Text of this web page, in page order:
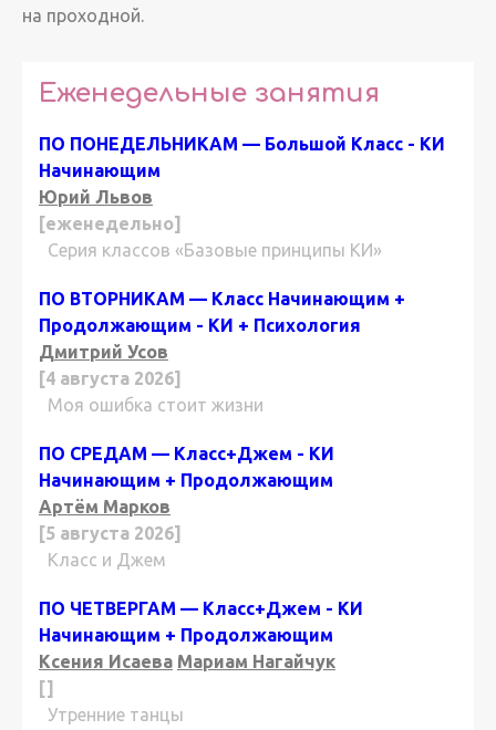
на проходной.
Еженедельные занятия
ПО ПОНЕДЕЛЬНИКАМ — Большой Класс - КИ
Начинающим
Юрий Львов
[еженедельно]
Серия классов «Базовые принципы КИ»
ПО ВТОРНИКАМ — Класс Начинающим +
Продолжающим - КИ + Психология
Дмитрий Усов
[4 августа 2026]
Моя ошибка стоит жизни
ПО СРЕДАМ — Класс+Джем - КИ
Начинающим + Продолжающим
Артём Марков
[5 августа 2026]
Класс и Джем
ПО ЧЕТВЕРГАМ — Класс+Джем - КИ
Начинающим + Продолжающим
Ксения Исаева Мариам Нагайчук
[]
Утренние танцы